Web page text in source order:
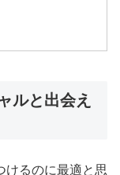
ルと出会え
けるのに最適と思